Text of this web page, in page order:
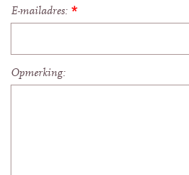
E-mailadres: *
Opmerking: